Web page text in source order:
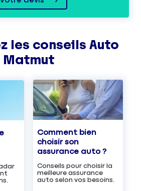
les conseils Auto
Matmut
Comment bien
choisir son
assurance auto ?
Conseils pour choisir la
meilleure assurance
auto selon vos besoins.